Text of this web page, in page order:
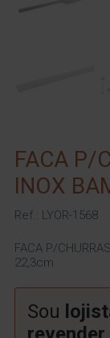
FACA P/
INOX
Ref.: LYOR-1568
FACA P/
22,3cm
Sou